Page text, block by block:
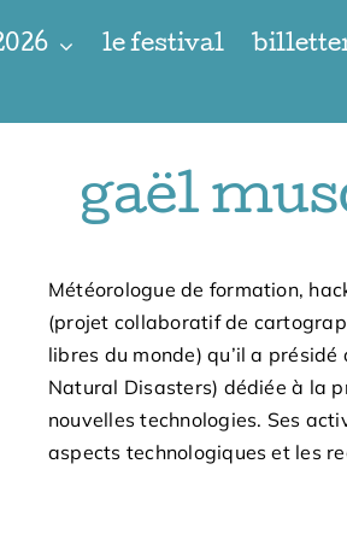
le festival
gaël
Météorologue de formation,
(projet collaboratif de
libres du monde) qu’il a
Natural Disasters) dédiée à la
nouvelles technologies. Ses
aspects technologiques et les